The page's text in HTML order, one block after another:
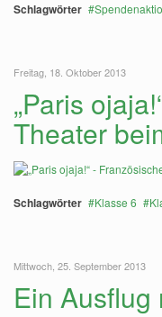
Schlagwörter
Freitag, 18. Oktober 2013
„Paris
Theater
Schlagwörter Klasse 6
Mittwoch, 25. September 2013
Ein